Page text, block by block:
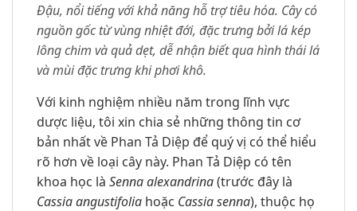
Đậu, nổi tiếng với khả năng hỗ trợ tiêu hóa. Cây có
nguồn gốc từ vùng nhiệt đới, đặc trưng bởi lá kép
lông chim và quả dẹt, dễ nhận biết qua hình thái lá
và mùi đặc trưng khi phơi khô.
Với kinh nghiệm nhiều năm trong lĩnh vực
dược liệu, tôi xin chia sẻ những thông tin cơ
bản nhất về Phan Tả Diệp để quý vị có thể hiểu
rõ hơn về loại cây này. Phan Tả Diệp có tên
khoa học là Senna alexandrina(trước đây là
Cassia angustifolia hoặc Cassia senna), thuộc họ